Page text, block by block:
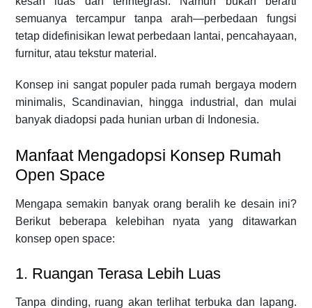
semuanya tercampur tanpa arah—perbedaan fungsi
tetap didefinisikan lewat perbedaan lantai, pencahayaan,
furnitur, atau tekstur material.
Konsep ini sangat populer pada rumah bergaya modern
minimalis, Scandinavian, hingga industrial, dan mulai
banyak diadopsi pada hunian urban di Indonesia.
Manfaat Mengadopsi Konsep Rumah
Open Space
Mengapa semakin banyak orang beralih ke desain ini?
Berikut beberapa kelebihan nyata yang ditawarkan
konsep open space:
1. Ruangan Terasa Lebih Luas
Tanpa dinding, ruang akan terlihat terbuka dan lapang.